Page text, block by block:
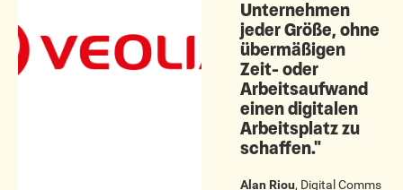
Unternehmen
jeder Größe, ohne
übermäßigen
Zeit- oder
Arbeitsaufwand
einen digitalen
Arbeitsplatz zu
schaffen."
Alan Riou, Digital Comms